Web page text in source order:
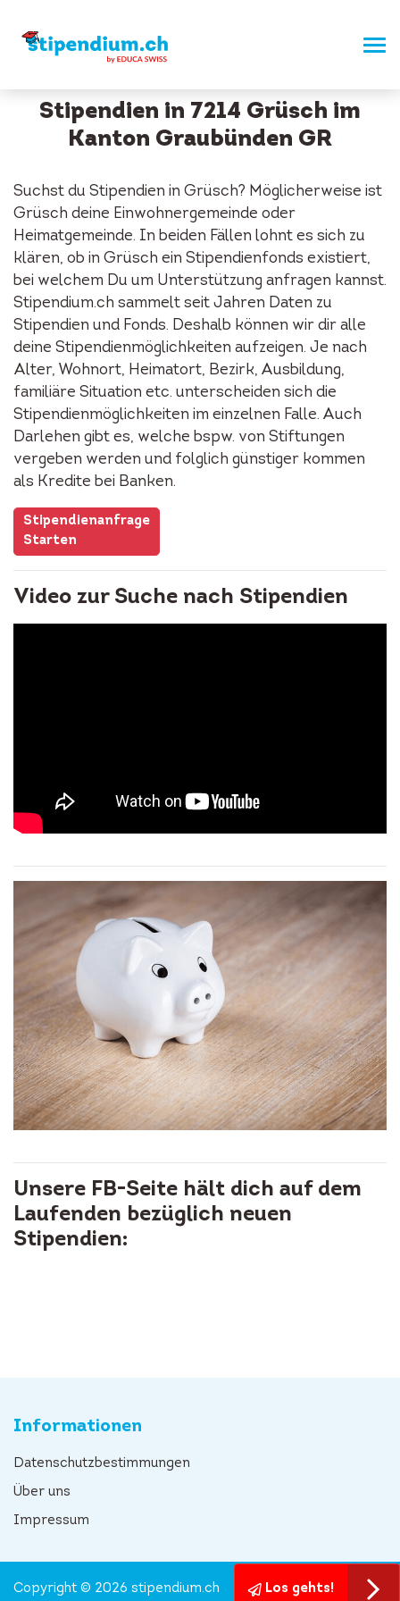
Stipendien in 7214 Grüsch im
Kanton Graubünden GR
Suchst du Stipendien in Grüsch? Möglicherweise ist
Grüsch deine Einwohnergemeinde oder
Heimatgemeinde. In beiden Fällen lohnt es sich zu
klären, ob in Grüsch ein Stipendienfonds existiert,
bei welchem Du um Unterstützung anfragen kannst.
Stipendium.ch sammelt seit Jahren Daten zu
Stipendien und Fonds. Deshalb können wir dir alle
deine Stipendienmöglichkeiten aufzeigen. Je nach
Alter, Wohnort, Heimatort, Bezirk, Ausbildung,
familiäre Situation etc. unterscheiden sich die
Stipendienmöglichkeiten im einzelnen Falle. Auch
Darlehen gibt es, welche bspw. von Stiftungen
vergeben werden und folglich günstiger kommen
als Kredite bei Banken.
Stipendienanfrage
Starten
Video zur Suche nach Stipendien
Unsere FB-Seite hält dich auf dem
Laufenden bezüglich neuen
Stipendien:
Informationen
Datenschutzbestimmungen
Über uns
Impressum
Los gehts!
Copyright © 2026 stipendium.ch